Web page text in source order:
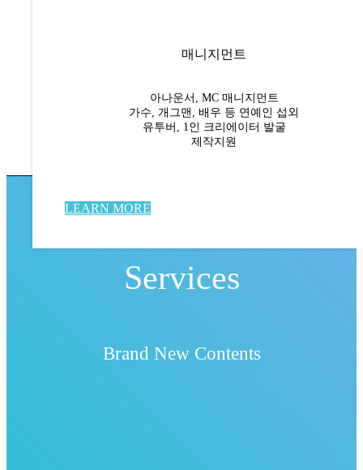
매니지먼트
아나운서, MC 매니지먼트
가수, 개그맨, 배우 등 연예인 섭외
유투버, 1인 크리에이터 발굴
제작지원
LEARN MORE
Services
Brand New Contents